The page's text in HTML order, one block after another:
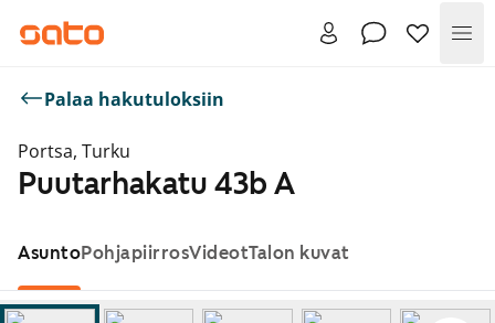
Palaa hakutuloksiin
Portsa, Turku
Puutarhakatu 43b A
AsuntoPohjapiirrosVideotTalon kuvat